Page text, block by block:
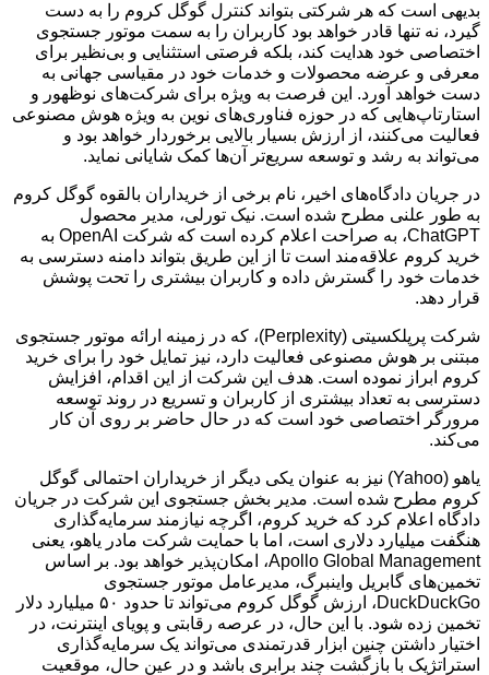
بدیهی است که هر شرکتی بتواند کنترل گوگل کروم را به دست
گیرد، نه تنها قادر خواهد بود کاربران را به سمت موتور جستجوی
اختصاصی خود هدایت کند، بلکه فرصتی استثنایی و بی‌نظیر برای
معرفی و عرضه محصولات و خدمات خود در مقیاسی جهانی به
دست خواهد آورد. این فرصت به ویژه برای شرکت‌های نوظهور و
استارتاپ‌هایی که در حوزه فناوری‌های نوین به ویژه هوش مصنوعی
فعالیت می‌کنند، از ارزش بسیار بالایی برخوردار خواهد بود و
می‌تواند به رشد و توسعه سریع‌تر آن‌ها کمک شایانی نماید.
در جریان دادگاه‌های اخیر، نام برخی از خریداران بالقوه گوگل کروم
به طور علنی مطرح شده است. نیک تورلی، مدیر محصول
ChatGPT، به صراحت اعلام کرده است که شرکت OpenAI به
خرید کروم علاقه‌مند است تا از این طریق بتواند دامنه دسترسی به
خدمات خود را گسترش داده و کاربران بیشتری را تحت پوشش
قرار دهد.
شرکت پرپلکسیتی (Perplexity)، که در زمینه ارائه موتور جستجوی
مبتنی بر هوش مصنوعی فعالیت دارد، نیز تمایل خود را برای خرید
کروم ابراز نموده است. هدف این شرکت از این اقدام، افزایش
دسترسی به تعداد بیشتری از کاربران و تسریع در روند توسعه
مرورگر اختصاصی خود است که در حال حاضر بر روی آن کار
می‌کند.
یاهو (Yahoo) نیز به عنوان یکی دیگر از خریداران احتمالی گوگل
کروم مطرح شده است. مدیر بخش جستجوی این شرکت در جریان
دادگاه اعلام کرد که خرید کروم، اگرچه نیازمند سرمایه‌گذاری
هنگفت میلیارد دلاری است، اما با حمایت شرکت مادر یاهو، یعنی
Apollo Global Management، امکان‌پذیر خواهد بود. بر اساس
تخمین‌های گابریل واینبرگ، مدیرعامل موتور جستجوی
DuckDuckGo، ارزش گوگل کروم می‌تواند تا حدود ۵۰ میلیارد دلار
تخمین زده شود. با این حال، در عرصه رقابتی و پویای اینترنت، در
اختیار داشتن چنین ابزار قدرتمندی می‌تواند یک سرمایه‌گذاری
استراتژیک با بازگشت چند برابری باشد و در عین حال، موقعیت